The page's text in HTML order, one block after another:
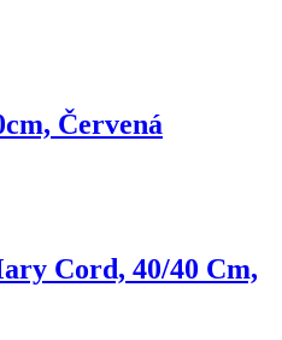
Červená
Cord, 40/40 Cm,